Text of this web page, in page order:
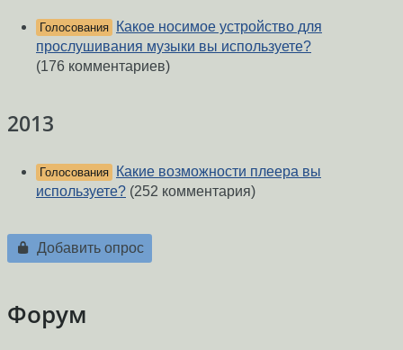
Голосования
Какое носимое устройство для
прослушивания музыки вы используете?
(176 комментариев)
2013
Голосования
Какие возможности плеера вы
используете? (252 комментария)
Добавить опрос
Форум